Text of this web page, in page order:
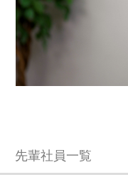
先輩社員一覧